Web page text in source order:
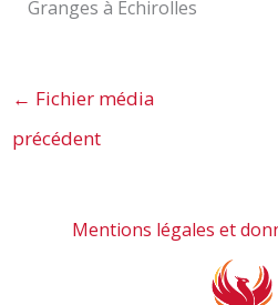
Granges à Echirolles
← Fichier média
précédent
Mentions légales et